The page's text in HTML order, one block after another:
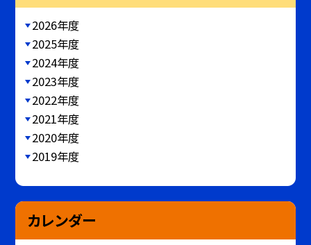
2026年度
2025年度
2024年度
2023年度
2022年度
2021年度
2020年度
2019年度
カレンダー